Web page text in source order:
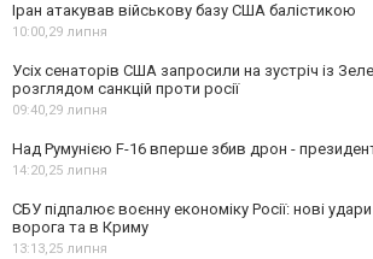
Іран атакував військову базу США балістикою
10:00,29 липня
Усіх сенаторів США запросили на зустріч із
розглядом санкцій проти росії
09:40,29 липня
Над Румунією F-16 вперше збив дрон -
14:20,25 липня
СБУ підпалює воєнну економіку Росії: нові
ворога та в Криму
13:13,25 липня